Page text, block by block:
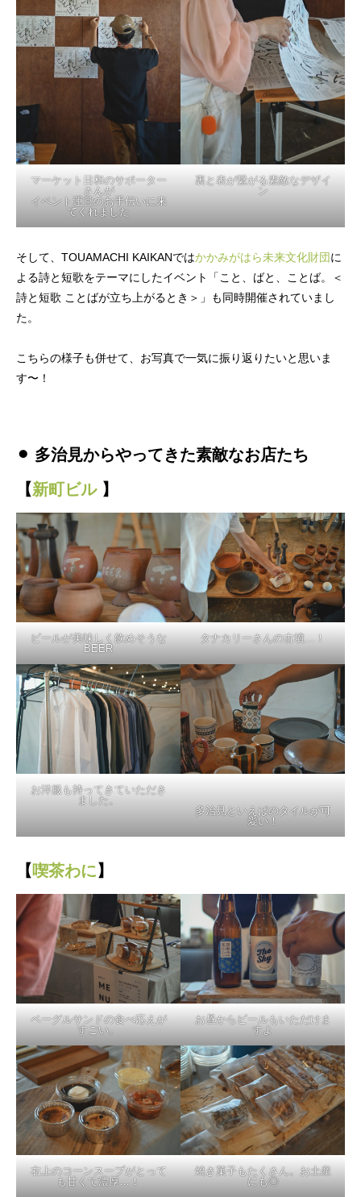
マーケット日和のサポーター
さんが
イベント運営のお手伝いに来
てくれました
裏と表が繋がる素敵なデザイ
ン
そして、TOUAMACHI KAIKANではかかみがはら未来文化財団に
よる詩と短歌をテーマにしたイベント「こと、ばと、ことば。＜
詩と短歌 ことばが立ち上がるとき＞」も同時開催されていまし
た。
こちらの様子も併せて、お写真で一気に振り返りたいと思いま
す〜！
⚫︎ 多治見からやってきた素敵なお店たち
【新町ビル 】
ビールが美味しく飲めそうな
BEER
タナカリーさんの古墳…！
お洋服も持ってきていただき
ました。
多治見といえばのタイルが可
愛い！
【 喫茶わに】
ベーグルサンドの食べ応えが
すごい。
お昼からビールもいただけま
すよ
右上のコーンスープがとって
も甘くて濃厚…！
焼き菓子もたくさん。お土産
にも◎